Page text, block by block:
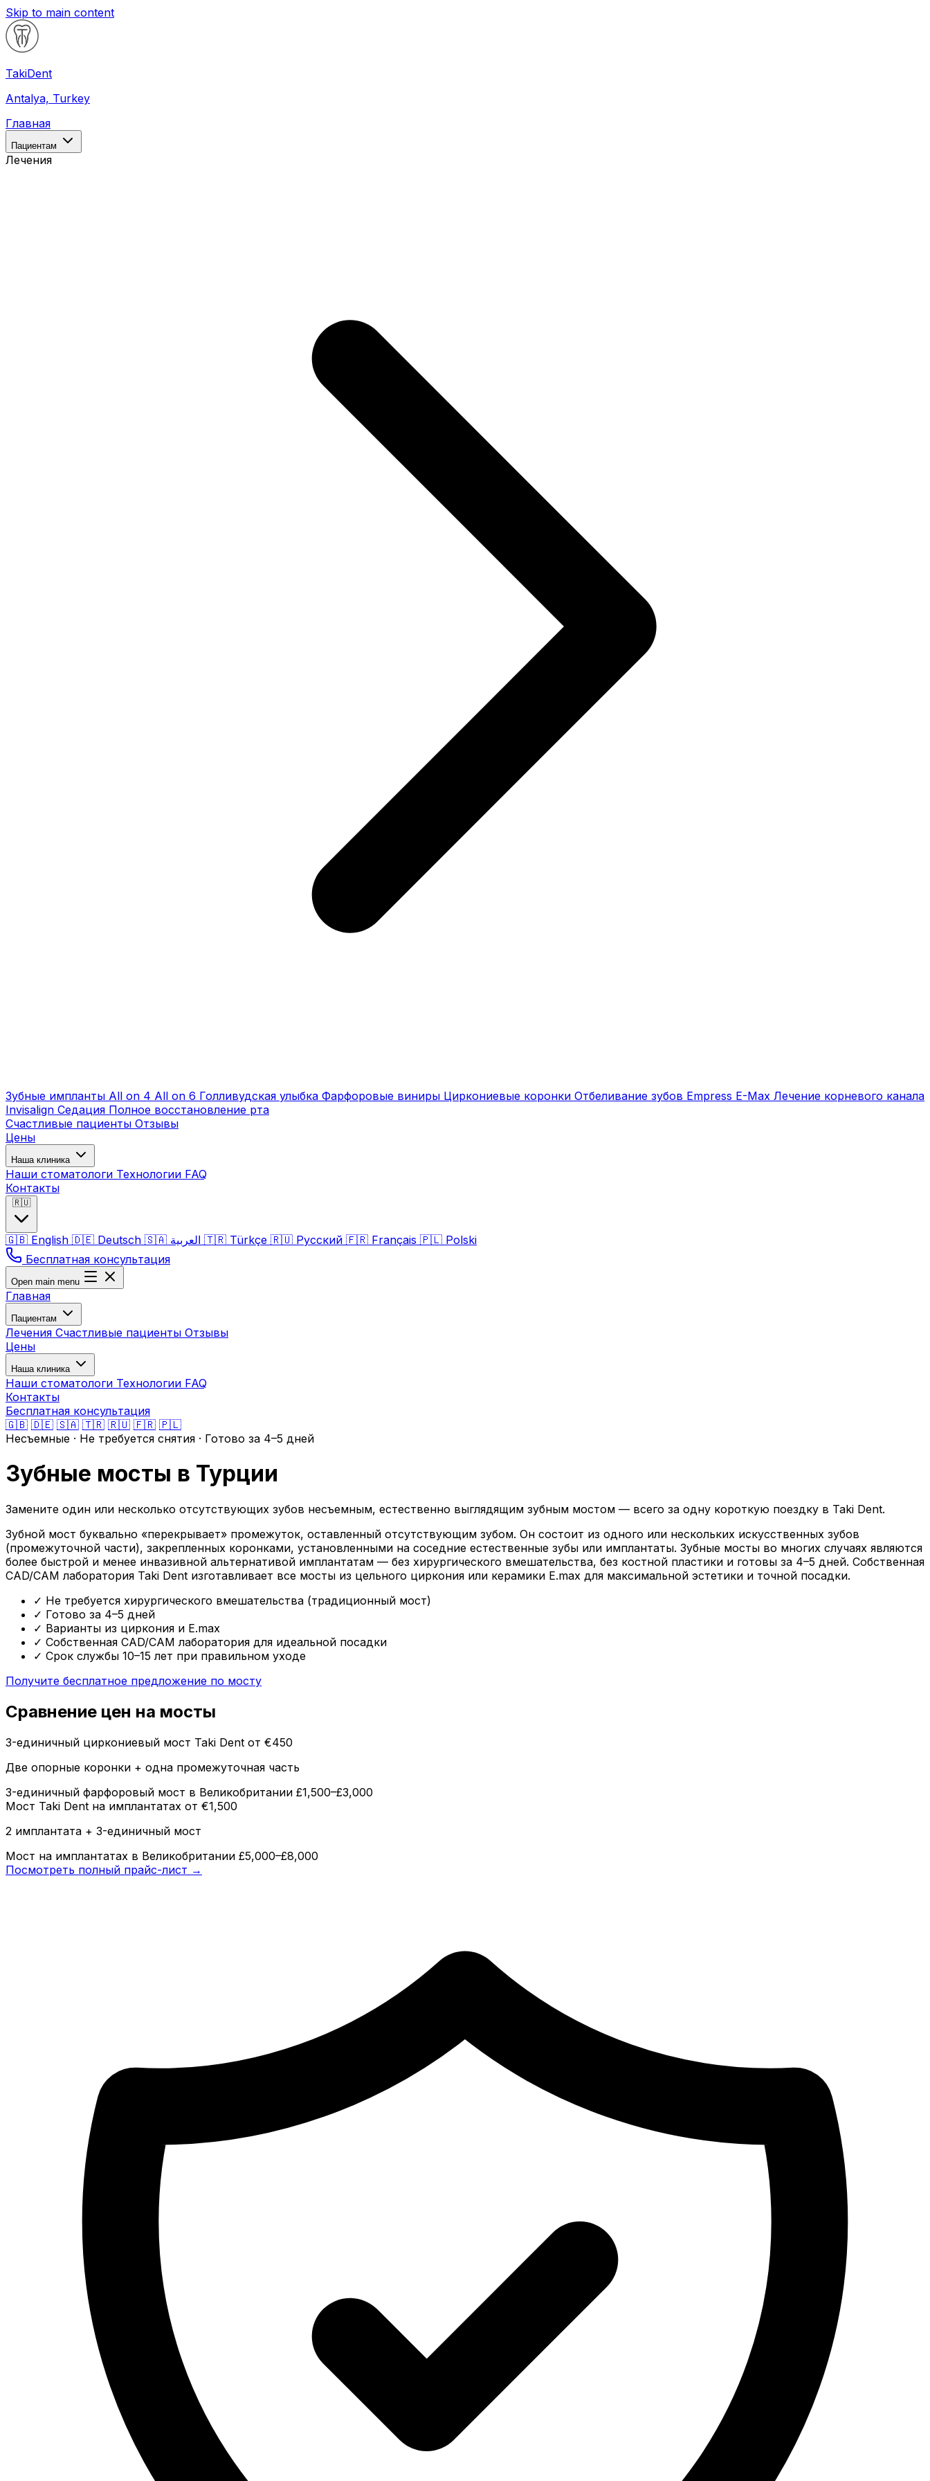
Skip to main content
TakiDent
Antalya, Turkey
Главная
Пациентам
Лечения
Зубные импланты All on 4 All on 6 Голливудская улыбка Фарфоровые виниры Циркониевые коронки Отбеливание зубов Empress E-Max Лечение корневого канала
Invisalign Седация Полное восстановление рта
Счастливые пациенты Отзывы
Цены
Наша клиника
Наши стоматологи Технологии FAQ
Контакты
🇷🇺
🇬🇧 English 🇩🇪 Deutsch 🇸🇦 🇹🇷 Türkçe 🇷🇺 Русский 🇫🇷 Français 🇵🇱 Polski
Бесплатная консультация
Open main menu
Главная
Пациентам
Лечения Счастливые пациенты Отзывы
Цены
Наша клиника
Наши стоматологи Технологии FAQ
Контакты
Бесплатная консультация
🇬🇧 🇩🇪 🇸🇦 🇹🇷 🇷🇺 🇫🇷 🇵🇱
Несъемные · Не требуется снятия · Готово за 4–5 дней
Зубные мосты в Турции
Замените один или несколько отсутствующих зубов несъемным, естественно выглядящим зубным мостом — всего за одну короткую поездку в Taki Dent.
Зубной мост буквально «перекрывает» промежуток, оставленный отсутствующим зубом. Он состоит из одного или нескольких искусственных зубов
(промежуточной части), закрепленных коронками, установленными на соседние естественные зубы или имплантаты. Зубные мосты во многих случаях являются
более быстрой и менее инвазивной альтернативой имплантатам — без хирургического вмешательства, без костной пластики и готовы за 4–5 дней. Собственная
CAD/CAM лаборатория Taki Dent изготавливает все мосты из цельного циркония или керамики E.max для максимальной эстетики и точной посадки.
✓ Не требуется хирургического вмешательства (традиционный мост)
✓ Готово за 4–5 дней
✓ Варианты из циркония и E.max
✓ Собственная CAD/CAM лаборатория для идеальной посадки
✓ Срок службы 10–15 лет при правильном уходе
Получите бесплатное предложение по мосту
Сравнение цен на мосты
3-единичный циркониевый мост Taki Dent от €450
Две опорные коронки + одна промежуточная часть
3-единичный фарфоровый мост в Великобритании £1,500–£3,000
Мост Taki Dent на имплантатах от €1,500
2 имплантата + 3-единичный мост
Мост на имплантатах в Великобритании £5,000–£8,000
Посмотреть полный прайс-лист →